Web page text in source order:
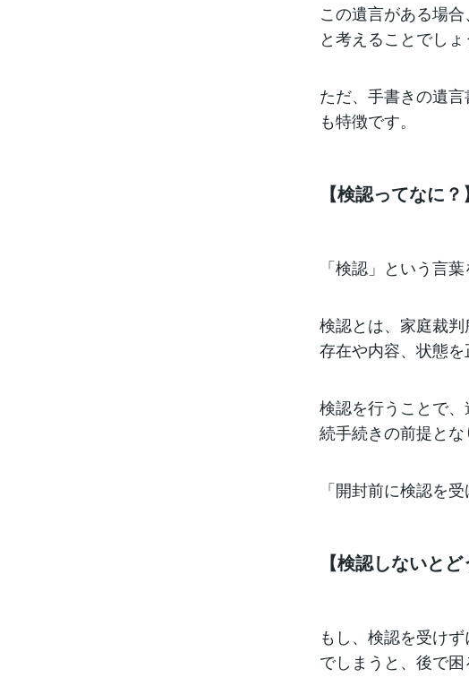
この遺言がある場
と考えることでしょ
ただ、手書きの遺
も特徴です。
【検認ってなに？
「検認」という言
検認とは、家庭裁
存在や内容、状態を
検認を行うことで
続手続きの前提とな
「開封前に検認を
【検認しないとど
もし、検認を受け
でしまうと、後で困